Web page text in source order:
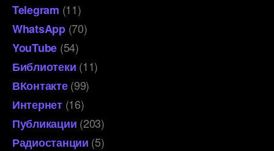
Telegram (11)
WhatsApp(70)
YouTube (54)
Библиотеки (11)
ВКонтакте(99)
Интернет(16)
Публикации (203)
Радиостанции (5)